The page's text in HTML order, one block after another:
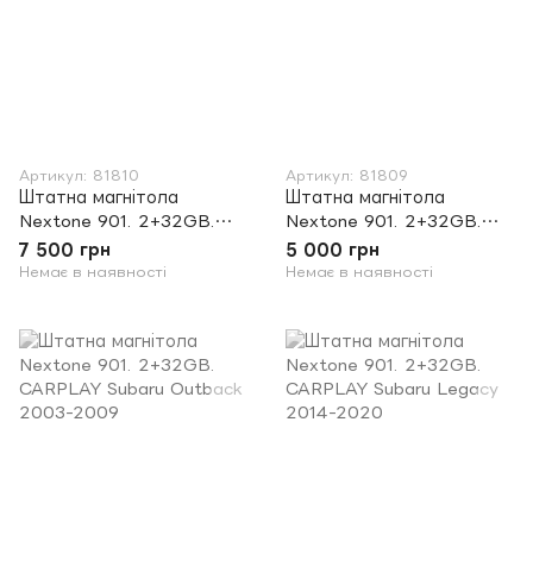
Артикул: 81810
Штатна магнітола
Nextone 901. 2+32GB.
CARPLAY Subaru Outback
2014-2020
7 500 грн
Немає в наявності
Артикул: 81809
Штатна магнітола
Nextone 901. 2+32GB.
CARPLAY Subaru Outback
2009-2014
5 000 грн
Немає в наявності